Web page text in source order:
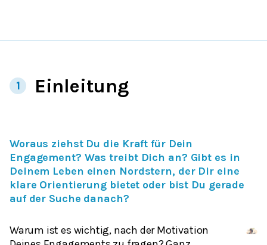
1 Einleitung
Woraus ziehst Du die Kraft für Dein
Engagement? Was treibt Dich an? Gibt es in
Deinem Leben einen Nordstern, der Dir eine
klare Orientierung bietet oder bist Du gerade
auf der Suche danach?
Warum ist es wichtig, nach der Motivation